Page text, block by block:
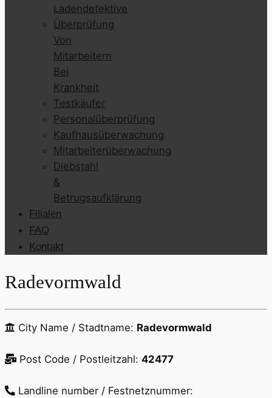
Ladendetektive
Überprüfung
Von
Mitarbeitern
Bei
Krankheit
Testkäufer
Personalüberprüfung
Kaufhausüberwachung
Mitarbeiterüberwachung
Diebstahl
&
Betrugsaufklärung
Filialen
FAQ
Kontakt
Radevormwald
City Name / Stadtname: Radevormwald
Post Code / Postleitzahl: 42477
Landline number / Festnetznummer: